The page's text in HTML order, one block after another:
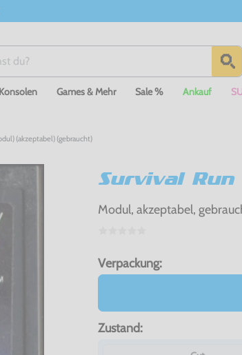
Games & Mehr Sale % Ankauf
(akzeptabel) (gebraucht)
Survival Run
Modul, akzeptabel,
Verpackung:
Zustand: